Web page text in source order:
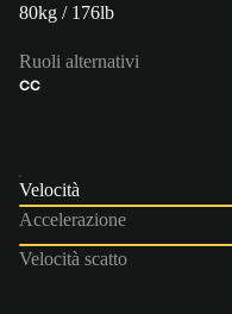
80kg / 176lb
Ruoli alternativi
CC
Velocità
Accelerazione
Velocità scatto